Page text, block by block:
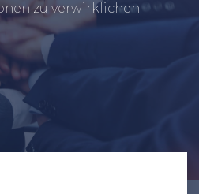
zu verwirklichen.